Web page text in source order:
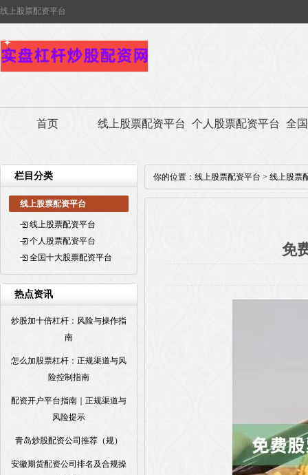
线上股票配资平台
首页 线上股票配资平台 个人股票配资平台 全
栏目分类
线上股票配资平台
线上股票配资平台
个人股票配资平台
全国十大股票配资平台
热点资讯
炒股加十倍杠杆：风险与操作指
南
怎么加股票杠杆：正规渠道与风
险控制指南
配资开户平台指南｜正规渠道与
风险提示
青岛炒股配资公司推荐（规）
安徽期货配资公司排名及合规操
你的位置： 线上股票配资平台 > 线上股票
免